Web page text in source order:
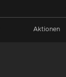
Aktionen